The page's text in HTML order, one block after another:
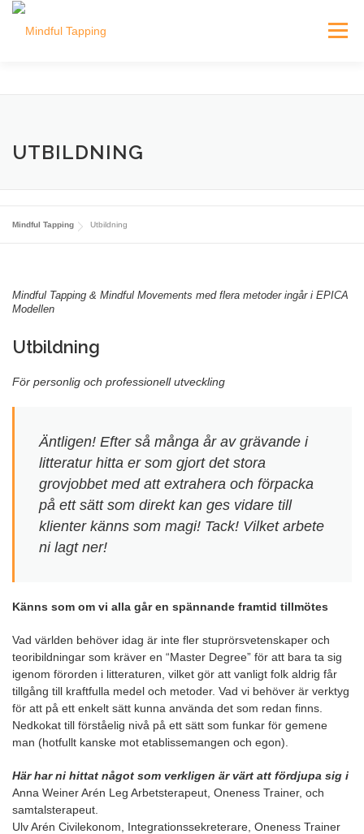
Hoppa
Meny
OM OSS BLOGG
UTBILDNING
Mindful Tapping Utbildning
Mindful Tapping & Mindful Movements med flera metoder ingår i EPICA
Modellen
Utbildning
För personlig och professionell utveckling​
Äntligen! Efter så många år av grävande i
litteratur hitta er som gjort det stora
grovjobbet med att extrahera och förpacka
på ett sätt som direkt kan ges vidare till
klienter känns som magi! Tack! Vilket arbete
ni lagt ner!
Känns som om vi alla går en spännande framtid tillmötes
Vad världen behöver idag är inte fler stuprörsvetenskaper och
teoribildningar som kräver en “Master Degree” för att bara ta sig
igenom förorden i litteraturen, vilket gör att vanligt folk aldrig får
tillgång till kraftfulla medel och metoder. Vad vi behöver är verktyg
för att på ett enkelt sätt kunna använda det som redan finns.
Nedkokat till förståelig nivå på ett sätt som funkar för gemene
man (hotfullt kanske mot etablissemangen och egon).
Här har ni hittat något som verkligen är värt att fördjupa sig i
Anna Weiner Arén Leg Arbetsterapeut, Oneness Trainer, och
samtalsterapeut.
Ulv Arén Civilekonom, Integrationssekreterare, Oneness Trainer